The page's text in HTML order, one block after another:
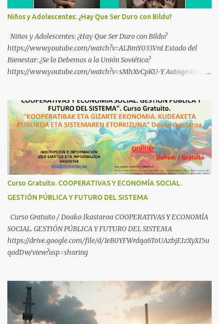
Niños y Adolescentes: ¿Hay Que Ser Duro con Bildu?
Niños y Adolescentes: ¿Hay Que Ser Duro con Bildu?
https://www.youtube.com/watch?v=ALBmY033VnI Estado del
Bienestar: ¿Se lo Debemos a la Unión Soviética?
https://www.youtube.com/watch?v=sMhXvCpKU-Y Autogestión
Industrial https://www.youtube.com/shorts/dGKjgqEvRHk
¿Conoces los nuevos canales de BABESTU? Si quieres hacer algo, o
compartir ideas, para proteger a los niños y adolescentes vascos
frente a abusos y manipulaciones: BABESTUren kanal berriak
ezagutzen dituzu? Euskal haurrak eta nerabeak abusu eta
manipulazioetatik babesteko zerbait egin nahi baduzu, edo ideiak
partekatu nahi badituzu: Telegram :
https://whatsapp.com/channel/0029VbBW56k0LKZJWzQyoE1T
SÍGUENOS EN YOUTUBE: https://www.youtube.com/@ekaicenter?
sub_confirmation=1
Curso Gratuito. COOPERATIVAS Y ECONOMÍA SOCIAL.
GESTIÓN PÚBLICA Y FUTURO DEL SISTEMA
Curso Gratuito / Doako Ikastaroa COOPERATIVAS Y ECONOMÍA
SOCIAL. GESTIÓN PÚBLICA Y FUTURO DEL SISTEMA
https://drive.google.com/file/d/1eB0YFWrdqa6ToUAzbjEIzXyXI5u
qodDw/view?usp=sharing